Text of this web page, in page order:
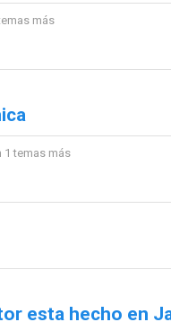
más
1 temas más
esta hecho en